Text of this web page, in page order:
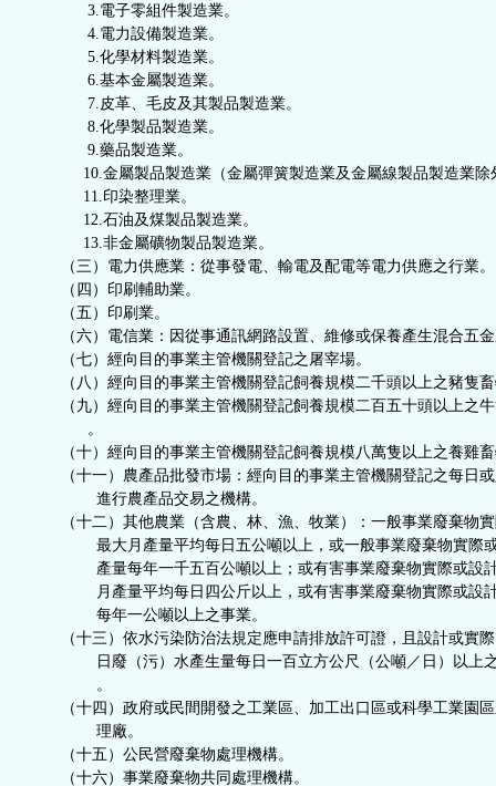
3.電子零組件製造業。
4.電力設備製造業。
5.化學材料製造業。
6.基本金屬製造業。
7.皮革、毛皮及其製品製造業。
8.化學製品製造業。
9.藥品製造業。
10.金屬製品製造業（金屬彈簧製造業及金屬線製品製造業除
11.印染整理業。
12.石油及煤製品製造業。
13.非金屬礦物製品製造業。
（三）電力供應業：從事發電、輸電及配電等電力供應之行業。
（四）印刷輔助業。
（五）印刷業。
（六）電信業：因從事通訊網路設置、維修或保養產生混合五金
（七）經向目的事業主管機關登記之屠宰場。
（八）經向目的事業主管機關登記飼養規模二千頭以上之豬隻畜
（九）經向目的事業主管機關登記飼養規模二百五十頭以上之牛
。
（十）經向目的事業主管機關登記飼養規模八萬隻以上之養雞畜
（十一）農產品批發市場：經向目的事業主管機關登記之每日或
進行農產品交易之機構。
（十二）其他農業（含農、林、漁、牧業）：一般事業廢棄物實
最大月產量平均每日五公噸以上，或一般事業廢棄物實際
產量每年一千五百公噸以上；或有害事業廢棄物實際或設
月產量平均每日四公斤以上，或有害事業廢棄物實際或設
每年一公噸以上之事業。
（十三）依水污染防治法規定應申請排放許可證，且設計或實際
日廢（污）水產生量每日一百立方公尺（公噸／日）以上
。
（十四）政府或民間開發之工業區、加工出口區或科學工業園區
理廠。
（十五）公民營廢棄物處理機構。
（十六）事業廢棄物共同處理機構。